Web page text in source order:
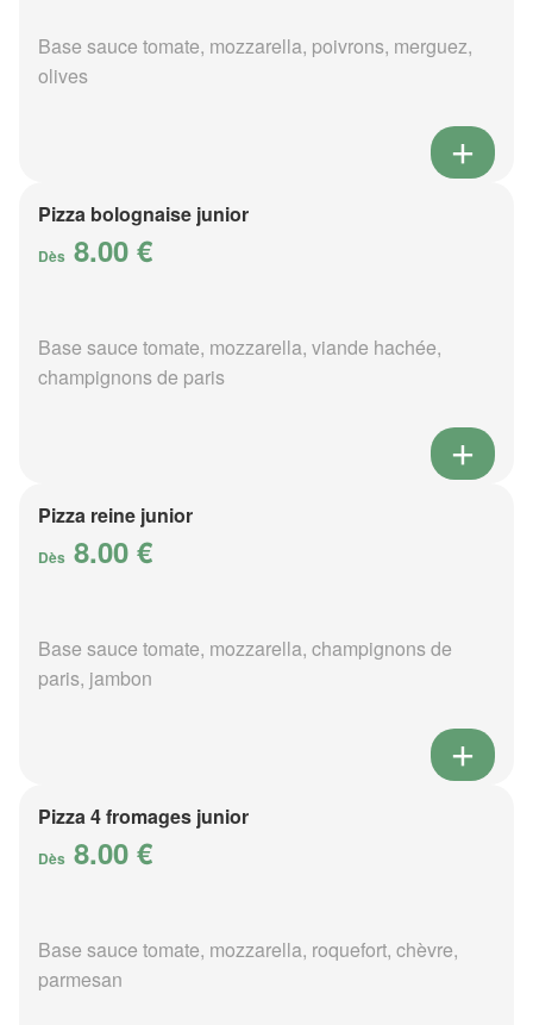
Base sauce tomate, mozzarella, poivrons, merguez,
olives
Pizza bolognaise junior
Dès 8.00 €
Base sauce tomate, mozzarella, viande hachée,
champignons de paris
Pizza reine junior
Dès 8.00 €
Base sauce tomate, mozzarella, champignons de
paris, jambon
Pizza 4 fromages junior
Dès 8.00 €
Base sauce tomate, mozzarella, roquefort, chèvre,
parmesan